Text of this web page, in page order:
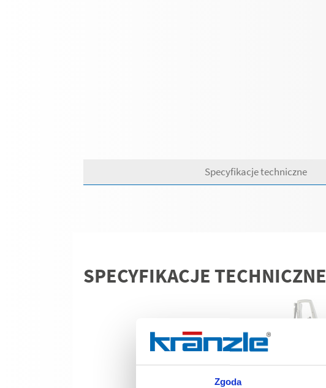
Zgoda
Specyfikacje techniczne
SPECYFIKACJE TECHNICZNE